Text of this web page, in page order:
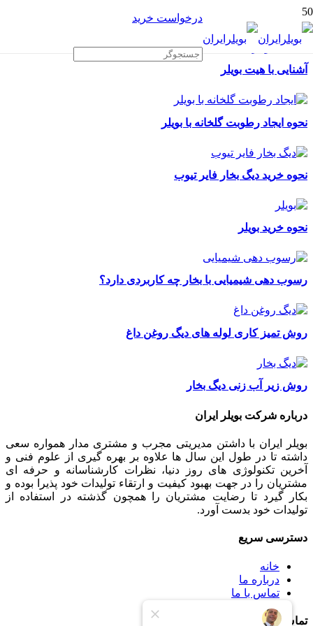
درخواست خرید
آشنایی با هیت بویلر
نحوه ایجاد رطوبت گلخانه با بویلر
نحوه خرید دیگ بخار فایر تیوب
نحوه خرید بویلر
رسوب دهی شیمیایی با بخار چه کاربردی دارد؟
روش تمیز کاری لوله های دیگ روغن داغ
روش زیر آب زنی دیگ بخار
درباره شرکت بویلر ایران
بویلر ایران با داشتن مدیریتی مجرب و مشتری مدار همواره سعی
داشته تا در طول این سال ها علاوه بر بهره گیری از علوم فنی و
آخرین تکنولوژی های روز دنیا، نظرات کارشناسانه و حرفه ای
مشتریان را در جهت بهبود کیفیت و ارتقاء تولیدات خود پذیرا بوده و
بکار گیرد تا رضایت مشتریان را همچون گذشته در استفاده از
تولیدات خود بدست آورد.
دسترسی سریع
خانه
درباره ما
تماس با ما
تماس با ما